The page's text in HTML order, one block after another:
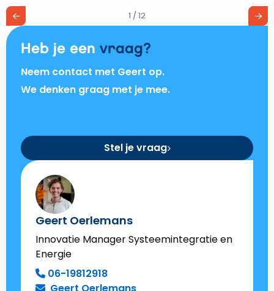
meer
uit
de
netaansluiting
die je al
1 / 12
Heb je een vraag?
Neem contact met Geert op.
We denken graag met je mee.
Stel je vraag
Geert Oerlemans
Innovatie Manager Systeemintegratie en
Energie
06-19812918